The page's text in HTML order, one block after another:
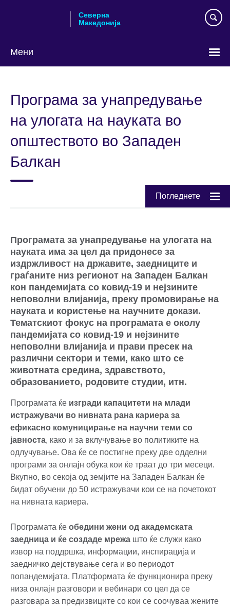
Северна
Македонија
Мени
вашиот
јазик
Програма за унапредување
на улогата на науката во
општеството во Западен
Балкан
Погледнете
Програмата за унапредување на улогата на
науката има за цел да придонесе за
издржливост на државите, заедниците и
граѓаните низ регионот на Западен Балкан
кон пандемијата со ковид-19 и нејзините
неповолни влијанија, преку промовирање на
науката и користење на научните докази.
Тематскиот фокус на програмата е околу
пандемијата со ковид-19 и нејзините
неповолни влијанија и прави пресек на
различни сектори и теми, како што се
животната средина, здравството,
образованието, родовите студии, итн.
Програмата ќе изгради капацитети на млади
истражувачи во нивната рана кариера за
ефикасно комуницирање на научни теми со
јавноста, како и за вклучување во политиките на
одлучување. Ова ќе се постигне преку две одделни
програми за онлајн обука кои ќе траат до три месеци.
Вкупно, во секоја од земјите на Западен Балкан ќе
бидат обучени до 50 истражувачи кои се на почетокот
на нивната кариера.
Програмата ќе обедини жени од академската
заедница и ќе создаде мрежа што ќе служи како
извор на поддршка, информации, инспирација и
заедничко дејствување сега и во периодот
попандемијата. Платформата ќе функционира преку
низа онлајн разговори и вебинари со цел да се
разговара за предизвиците со кои се соочуваа жените